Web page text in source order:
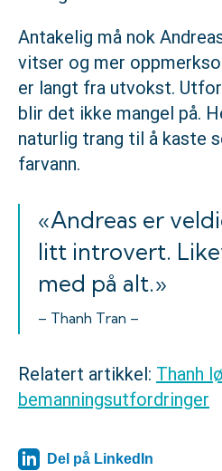
Antakelig må nok
vitser og mer
er langt fra utvokst.
blir det ikke mangel på.
naturlig trang til å kaste
farvann.
«Andreas er
litt introvert.
med på alt.»
– Thanh Tran –
Relatert artikkel: Thanh
bemanningsutfordringer
Del på LinkedIn